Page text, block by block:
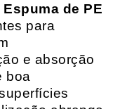
de PE
para
e absorção
boa